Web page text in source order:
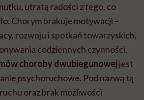
utratą radości z tego, co
Chorym brakuje motywacji –
rozwoju i spotkań towarzyskich,
codziennych czynności.
choroby dwubiegunowejjest
psychoruchowe. Pod nazwą tą
oraz brak możliwości